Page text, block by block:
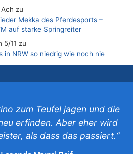
zu
Mekka des Pferdesports –
auf starke Springreiter
11 zu
in NRW so niedrig wie noch nie
zu
wechselt zum 1. FC Köln
Sommer ist jetzt amtlich
zu
Sommer ist jetzt amtlich
zum Teufel jagen und die
erfinden. Aber eher wird
als dass das passiert.“